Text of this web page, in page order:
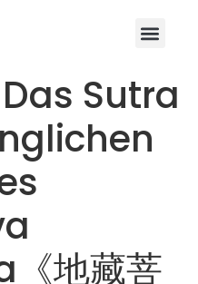
Das Sutra
地藏菩